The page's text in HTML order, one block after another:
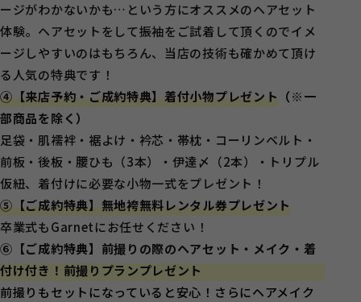
ージがわかないかも…という方にオススメのヘアセット
体験。ヘアセットをして振袖をご試着して頂くのでイメ
ージしやすいのはもちろん、当店の技術も確かめて頂け
る人気の特典です！
④【来店予約・ご成約特典】着付小物プレゼント （※一
部商品を除く）
足袋・肌襦袢・裾よけ・衿芯・帯枕・コーリンベルト・
前板・後板・腰ひも（3本）・伊達〆（2本）・トリプル
仮紐、着付けに必要な小物一式をプレゼント！
⑤【ご成約特典】無地袴無料レンタル券プレゼント
卒業式もGarnetにお任せください！
⑥【ご成約特典】前撮りの際のヘアセット・メイク・着
付け付き！前撮りプランプレゼント
前撮りもセットになっていると安心！さらにヘアメイク